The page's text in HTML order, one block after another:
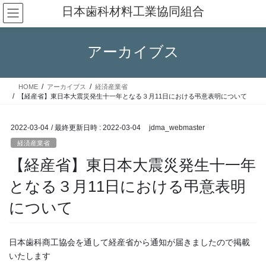
コ
ン
テ
ス
ナ
ビ
ゲ
ン
日本歯科材料工業協同組合
アーカイブス
HOME アーカイブス
経済産業省
【経産省】東日本大震災発生十一年となる３月11日における弔意表明について
2022-03-04 / 最終更新日時 : 2022-03-04 jdma_webmaster
経済産業省
【経産省】東日本大震災発生十一年
となる３月11日における弔意表明
について
日本歯科商工協会を通して経産省から通知が届きましたので掲載
いたします